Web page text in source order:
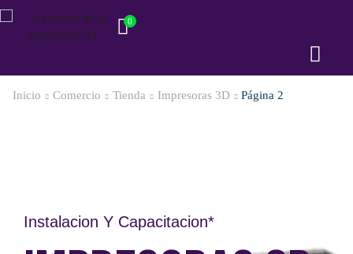
0
Inicio Comercio Tienda Impresoras 3D Página 2
Instalacion Y Capacitacion*